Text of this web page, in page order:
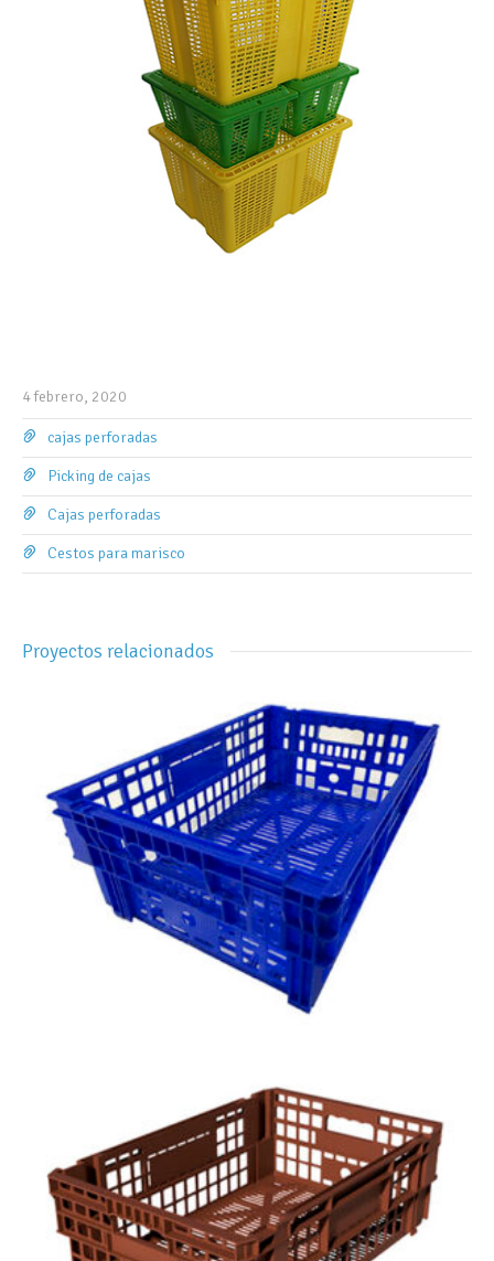
4 febrero, 2020
cajas perforadas
Picking de cajas
Cajas perforadas
Cestos para marisco
Proyectos relacionados